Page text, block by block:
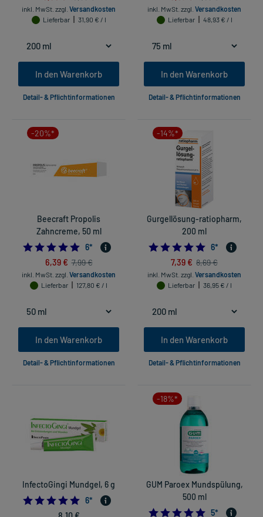
inkl. MwSt. zzgl. Versandkosten
Lieferbar
31,90 € / l
In den Warenkorb
Detail- & Pflichtinformationen
inkl. MwSt. zzgl. Versandkosten
Lieferbar
48,93 € / l
In den Warenkorb
Detail- & Pflichtinformationen
-20%*
Beecraft Propolis
Zahncreme, 50 ml
5.0
6*
6,39 € 7,99 €
inkl. MwSt. zzgl. Versandkosten
Lieferbar
127,80 € / l
In den Warenkorb
Detail- & Pflichtinformationen
-14%*
Gurgellösung-ratiopharm,
200 ml
5.0
6*
7,39 € 8,69 €
inkl. MwSt. zzgl. Versandkosten
Lieferbar
36,95 € / l
In den Warenkorb
Detail- & Pflichtinformationen
InfectoGingi Mundgel, 6 g
4.833333333333333
6*
-18%*
GUM Paroex Mundspülung,
500 ml
5.0
5*